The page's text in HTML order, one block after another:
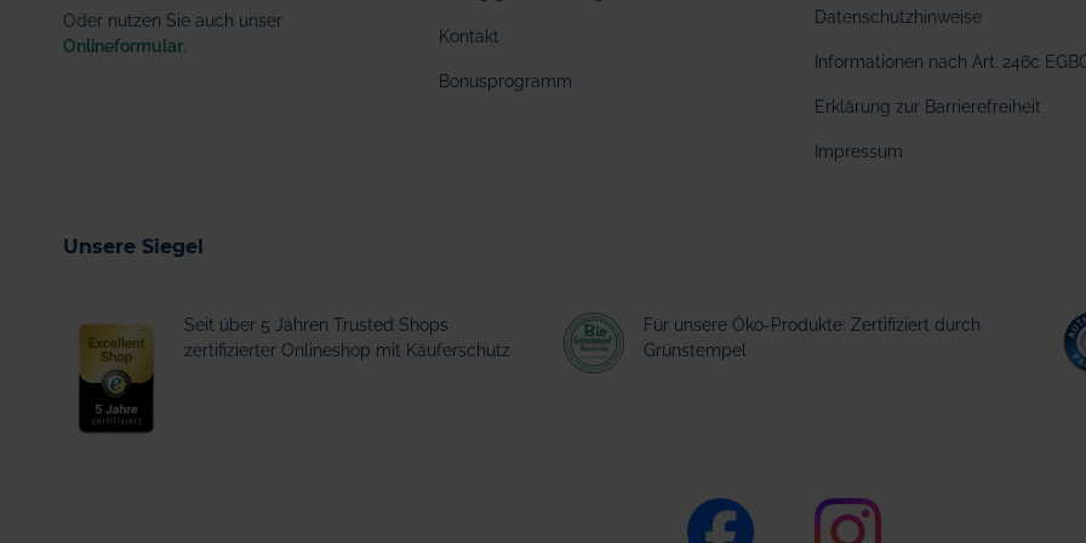
Oder nutzen Sie auch unser
Onlineformular
Kontakt
Bonusprogramm
Datenschutzhinweise
Informationen nach Art. 246c
Erklärung zur Barrierefreiheit
Impressum
Unsere Siegel
Seit über 5 Jahren Trusted Shops
zertifizierter Onlineshop mit Käuferschutz
Für unsere Öko-Produkte: Zertifiziert durch
Grünstempel